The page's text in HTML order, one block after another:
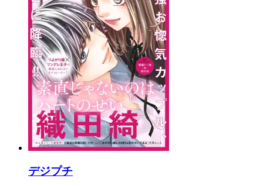
デジプチ